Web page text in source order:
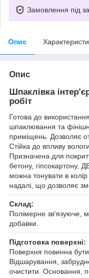
Замовлення під
Опис
Опис
Шпаклівка
робіт
Готова до
шпаклювання та
приміщень. Дозволяє
Стійка до впливу
Призначена для
бетону, гіпсокартону,
можна тонувати в
надалі, що дозволяє
Склад:
Полімерне зв'язуюче,
добавки.
Підготовка поверхні:
Поверхня повинна
Відшарування,
очистити. Основання,